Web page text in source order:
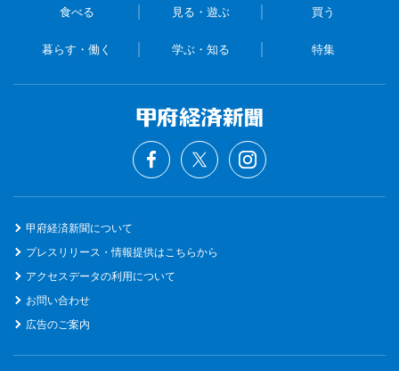
食べる 見る・遊ぶ 買う
暮らす・働く 学ぶ・知る 特集
甲府経済新聞について
プレスリリース・情報提供はこちらから
アクセスデータの利用について
お問い合わせ
広告のご案内